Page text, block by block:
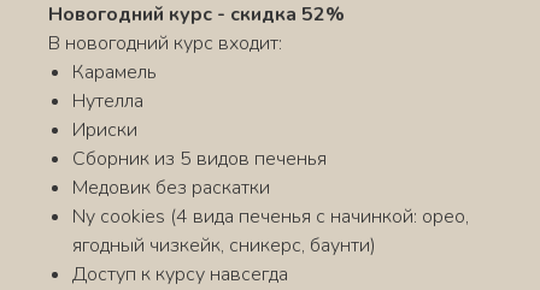
Новогодний курс - скидка 52%
В новогодний курс входит:
Карамель
Нутелла
Ириски
Сборник из 5 видов печенья
Медовик без раскатки
Ny cookies (4 вида печенья с начинкой: орео,
ягодный чизкейк, сникерс, баунти)
Доступ к курсу навсегда